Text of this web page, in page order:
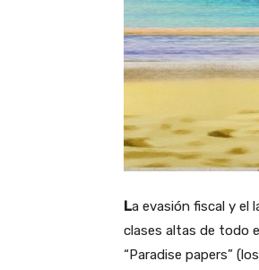
La evasión fiscal y el
clases altas de todo
“Paradise papers”